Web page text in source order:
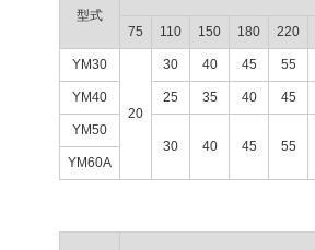
型式
75 110 150 180 220
YM30
20
30 40 45 55
YM40 25 35 40 45
YM50
30
40 45 55
YM60A